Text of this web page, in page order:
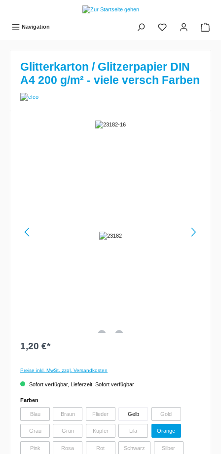
Navigation
Glitterkarton / Glitzerpapier DIN
A4 200 g/m² - viele versch Farben
1,20 €*
Preise inkl. MwSt. zzgl. Versandkosten
Sofort verfügbar, Lieferzeit: Sofort verfügbar
Farben
Blau Braun Flieder Gelb Gold
Grau Grün Kupfer Lila Orange
Pink Rosa Rot Schwarz Silber